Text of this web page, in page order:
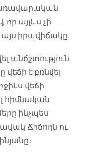
այլևս չի
իրավիճակը։
անճշտություն
վեճի է բռնվել
վեճի
հիմնական
ինչպես
Ճոճողն ու